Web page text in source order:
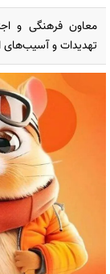
معاون فرهنگی و
تهدیدات و آسیب‌های